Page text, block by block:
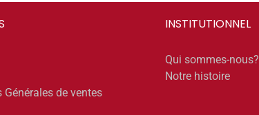
Générales de ventes
INSTITUTIONNEL
Qui sommes-nous?
Notre histoire